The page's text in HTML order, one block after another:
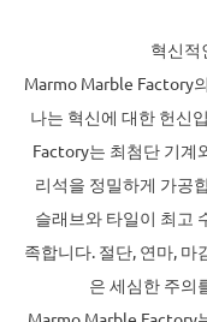
혁신
Marmo Marble Factory
나는 혁신에 대한 헌신
Factory는 최첨단 기계
리석을 정밀하게 가공
슬래브와 타일이 최고
족합니다. 절단, 연마,
은 세심한 주의